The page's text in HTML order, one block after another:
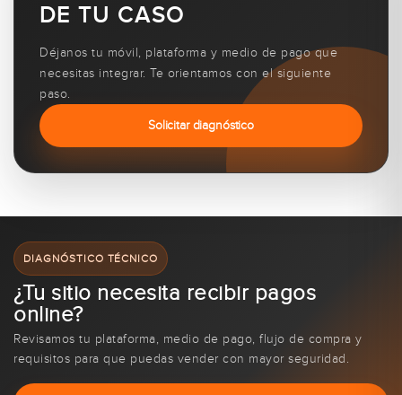
DE TU CASO
Déjanos tu móvil, plataforma y medio de pago que
necesitas integrar. Te orientamos con el siguiente
paso.
Solicitar diagnóstico
DIAGNÓSTICO TÉCNICO
¿Tu sitio necesita recibir pagos
online?
Revisamos tu plataforma, medio de pago, flujo de compra y
requisitos para que puedas vender con mayor seguridad.